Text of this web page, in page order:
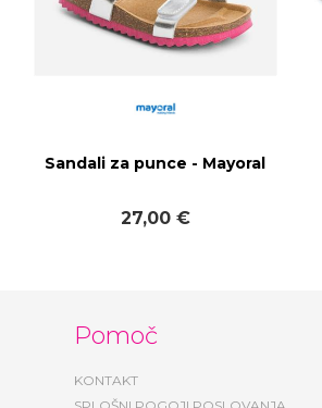
Sandali za punce - Mayoral
27,00 €
Pomoč
KONTAKT